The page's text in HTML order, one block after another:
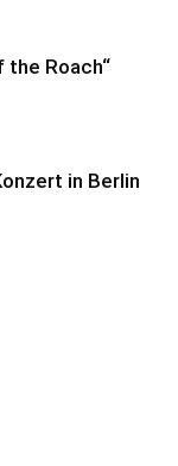
the Roach“
in Berlin